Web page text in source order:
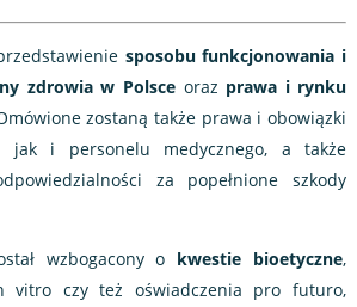
sposobu funkcjonowania i
zdrowia w Polsce oraz prawa i rynku
zostaną także prawa i obowiązki
jak i personelu medycznego, a także
za popełnione szkody
wzbogacony o kwestie bioetyczne,
vitro czy też oświadczenia pro futuro,